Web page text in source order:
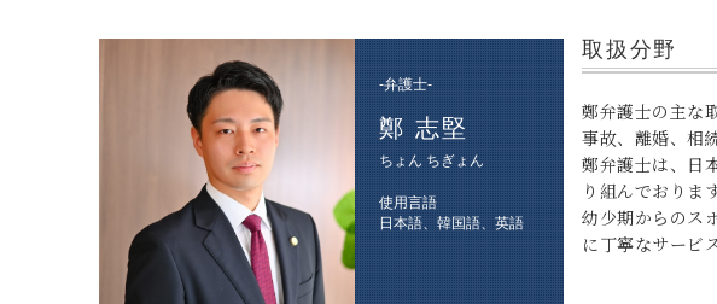
-弁護士-
鄭 志堅
ちょん ちぎょん
使用言語
日本語、韓国語、英語
取扱分野
鄭弁護士の主な
事故、離婚、相
鄭弁護士は、日
り組んでおります
幼少期からのス
に丁寧なサービ